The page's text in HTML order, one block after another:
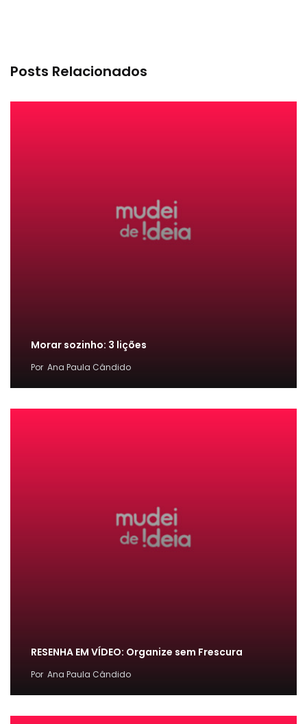
Posts Relacionados
Morar sozinho: 3 lições
Por Ana Paula Cândido
RESENHA EM VÍDEO: Organize sem Frescura
Por Ana Paula Cândido